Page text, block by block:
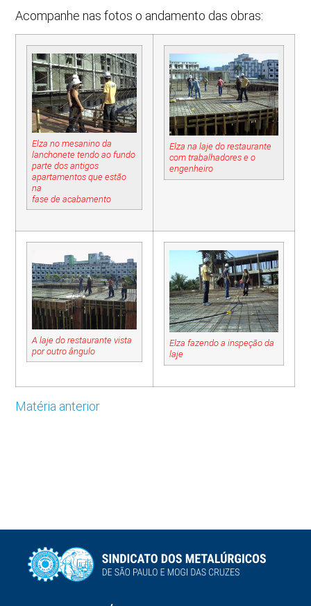
Acompanhe nas fotos o andamento das obras:
Elza no mesanino da
lanchonete tendo ao fundo
parte dos antigos
apartamentos que estão
na
fase de acabamento
Elza na laje do restaurante
com trabalhadores e o
engenheiro
A laje do restaurante vista
por outro ângulo
Elza fazendo a inspeção da
laje
Matéria anterior